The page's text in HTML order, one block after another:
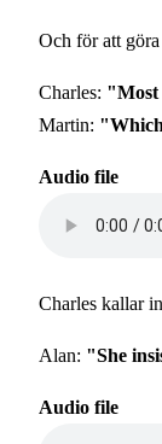
Och för att
Charles: "Most
Martin:
Audio file
Charles kallar
Alan: "She
Audio file